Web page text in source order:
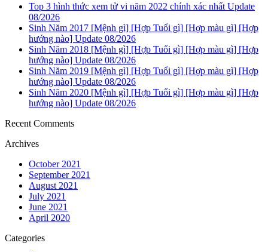
Top 3 hình thức xem tử vi năm 2022 chính xác nhất Update
08/2026
Sinh Năm 2017 [Mệnh gì] [Hợp Tuổi gì] [Hợp màu gì] [Hợp
hướng nào] Update 08/2026
Sinh Năm 2018 [Mệnh gì] [Hợp Tuổi gì] [Hợp màu gì] [Hợp
hướng nào] Update 08/2026
Sinh Năm 2019 [Mệnh gì] [Hợp Tuổi gì] [Hợp màu gì] [Hợp
hướng nào] Update 08/2026
Sinh Năm 2020 [Mệnh gì] [Hợp Tuổi gì] [Hợp màu gì] [Hợp
hướng nào] Update 08/2026
Recent Comments
Archives
October 2021
September 2021
August 2021
July 2021
June 2021
April 2020
Categories